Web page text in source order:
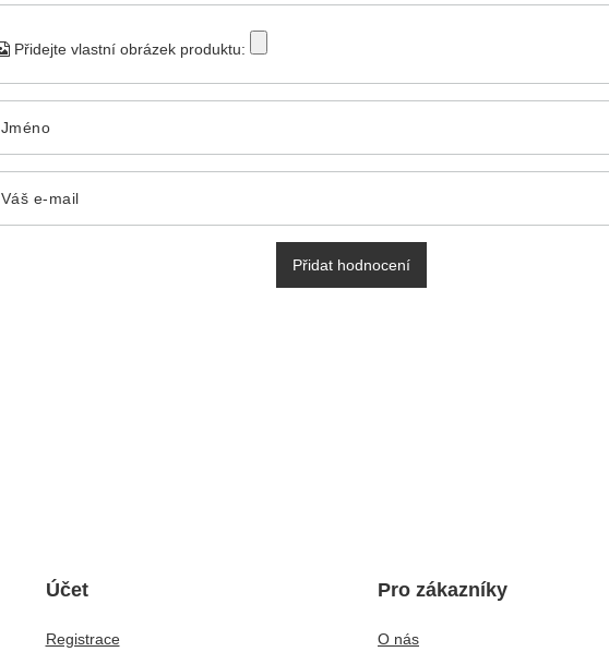
Přidejte vlastní obrázek produktu:
Jméno
Váš e-mail
Přidat hodnocení
Účet
Registrace
Pro zákazníky
O nás